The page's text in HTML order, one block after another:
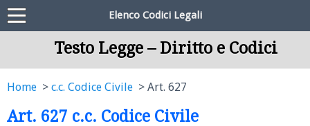
Elenco Codici Legali
Testo Legge – Diritto e Codici
Home c.c. Codice Civile Art. 627
Art. 627 c.c. Codice Civile